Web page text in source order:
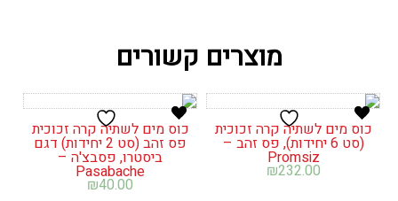
מוצרים קשורים
כוס מים לשתיה קרה זכוכית
(סט 6 יחידות), פס זהב –
Promsiz
₪232.00
כוס מים לשתיה קרה זכוכית
פס זהב (סט 2 יחידות) דגם
ביסטרו, פסבצ'ה –
Pasabache
₪40.00